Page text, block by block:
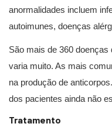
anormalidades incluem
autoimunes, doenças
São mais de 360
varia muito. As mais
na produção de
dos pacientes ainda não
Tratamento